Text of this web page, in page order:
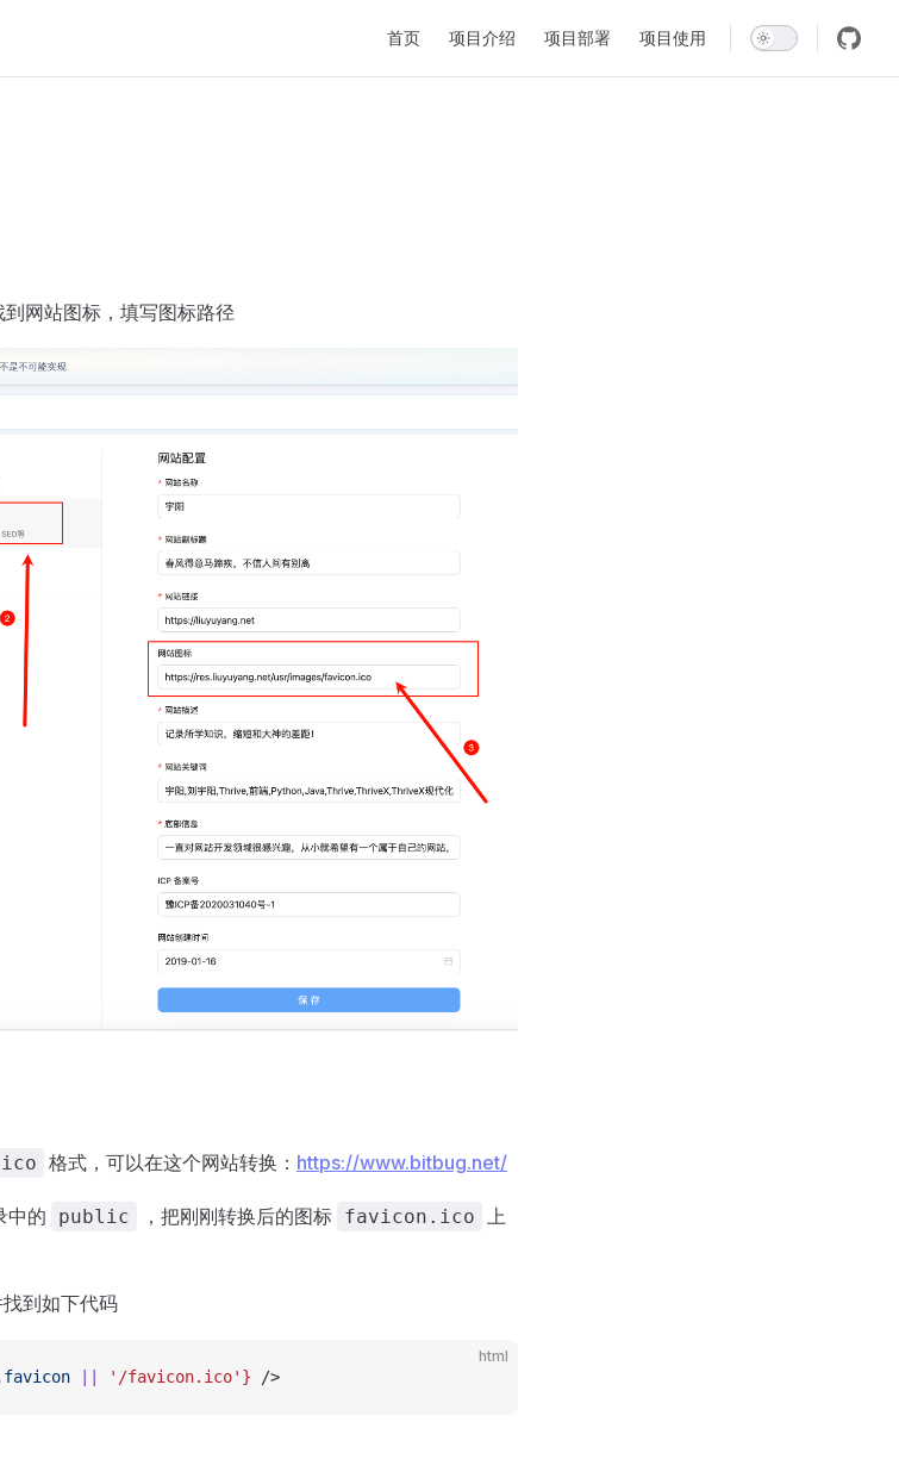
首页 项目介绍 项目部署 项目使用
网站图标，填写图标路径
格式，可以在这个网站转换： https://www.bitbug.net/
中的 public ，把刚刚转换后的图标 favicon.ico 上
到如下代码
html
'/favicon.ico'} />